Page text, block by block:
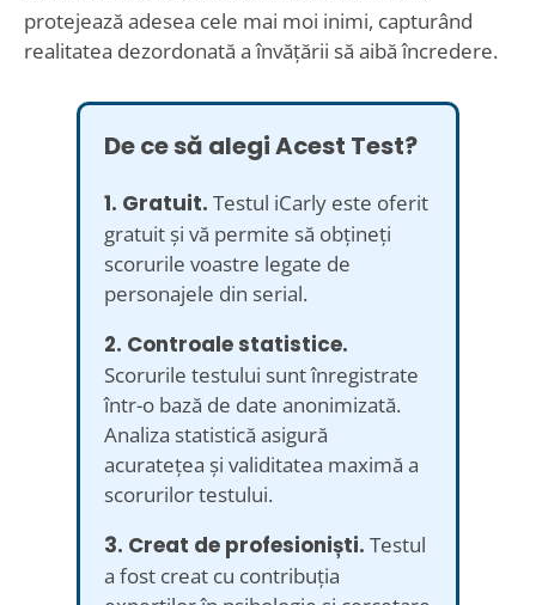
protejează adesea cele mai moi inimi, capturând
realitatea dezordonată a învățării să aibă încredere.
De ce să alegi Acest Test?
1. Gratuit. Testul iCarly este oferit
gratuit și vă permite să obțineți
scorurile voastre legate de
personajele din serial.
2. Controale statistice.
Scorurile testului sunt înregistrate
într-o bază de date anonimizată.
Analiza statistică asigură
acuratețea și validitatea maximă a
scorurilor testului.
3. Creat de profesioniști. Testul
a fost creat cu contribuția